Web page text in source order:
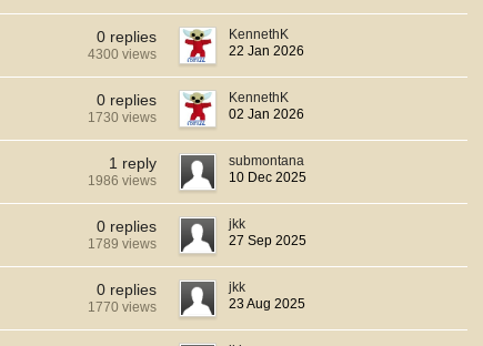
0 replies
4300 views
KennethK
22 Jan 2026
0 replies
1730 views
KennethK
02 Jan 2026
1 reply
1986 views
submontana
10 Dec 2025
0 replies
1789 views
jkk
27 Sep 2025
0 replies
1770 views
jkk
23 Aug 2025